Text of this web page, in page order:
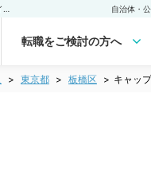
自治体・
転職をご検討の方へ
東京都 板橋区 キャッ